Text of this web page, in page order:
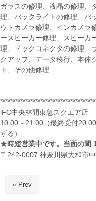
ガラスの修理、液晶の修理、
理、バックライトの修理、バ
ウトカメラ修理、インカメラ
ースピーカー修理、スピーカ
理、ドックコネクタの修理、
クアップ、データ移行、本体
ト、その他修理
iFC中央林間東急スクエア店
10:00～21:00（最終受付
ずる）
★時短営業中です。当面の
〒242-0007 神奈川県大和市
« Prev